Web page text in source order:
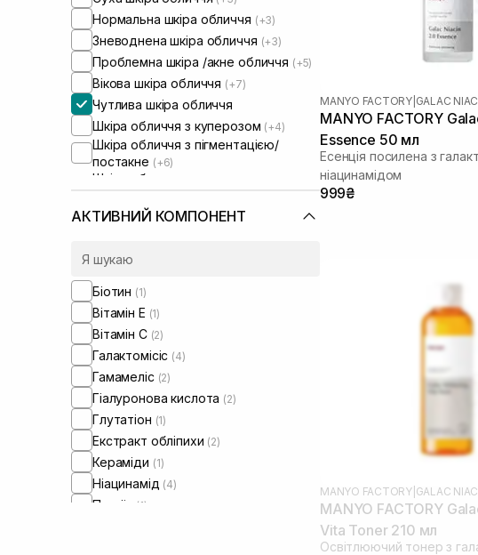
Нормальна шкіра обличчя (+3)
Зневоднена шкіра обличчя (+3)
Проблемна шкіра /акне обличчя (+5)
Вікова шкіра обличчя (+7)
Чутлива шкіра обличчя
Шкіра обличчя з куперозом (+4)
Шкіра обличчя з пігментацією/
постакне (+6)
Шкіра обличчя з розширеними
порами
Шкіра обличчя з порушеним
мікробіомом
АКТИВНИЙ КОМПОНЕНТ
Біотин (1)
Вітамін Е (1)
Вітамін C (2)
Галактомісіс (4)
Гамамеліс (2)
Гіалуронова кислота (2)
Глутатіон (1)
Екстракт обліпихи (2)
Кераміди (1)
Ніацинамід (4)
Папаїн (1)
MANYO FACTORY| GALAC
MANYO FACTORY
Essence 50 мл
Есенція посилена з
ніацинамідом
999₴
MANYO FACTORY| GALAC
MANYO FACTORY
Vita Toner 210 мл
Освітлюючий тонер з